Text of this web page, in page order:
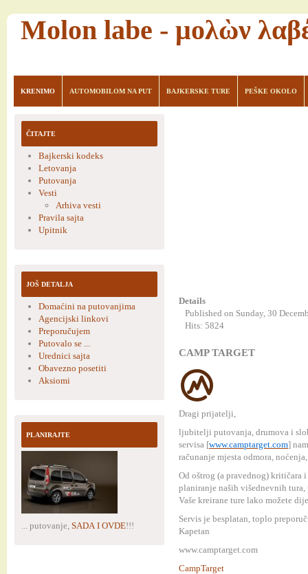
Molon labe - μολὼν
KRENIMO AUTOMOBILOM NA PUT BAJKERSKE TURE PEŠKE OKOLO
ČITAJTE
Bajkerski kodeks
Letovanja
Putovanja
Vesti
Arhiva vesti
Pravila sajta
Upitnik
JOŠ DETALJA
Domaćini na putovanjima
Agencijski linkovi
Preporučujem
Putovalo se ...
Urednici sajta
Obavezno posetiti
Aksiomi
PLANIRAJTE
... putovanje, SADA I OVDE!!!
Details
Published on Sunday, 30
Hits: 5824
CAMP TARGET
Dragi prijatelji,
ljubitelji putovanja, drumova i
servisa [www.camptarget.com]
računanje mjesta odmora,
Od oštrog (a pravednog) kritičara
planiranje naših višednevnih
Vaše kreirane ture lako možete
Servis je besplatan, toplo
Kapetan
www.camptarget.com
CampTarget